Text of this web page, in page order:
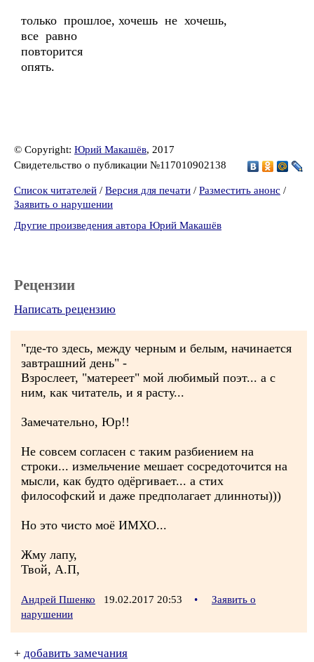
только прошлое, хочешь не хочешь,
все равно
повторится
опять.
© Copyright: Юрий Макашёв, 2017
Свидетельство о публикации №117010902138
Список читателей / Версия для печати / Разместить анонс /
Заявить о нарушении
Другие произведения автора Юрий Макашёв
Рецензии
Написать рецензию
"где-то здесь, между черным и белым, начинается
завтрашний день" -
Взрослеет, "матереет" мой любимый поэт... а с
ним, как читатель, и я расту...
Замечательно, Юр!!
Не совсем согласен с таким разбиением на
строки... измельчение мешает сосредоточится на
мысли, как будто одёргивает... а стих
философский и даже предполагает длинноты)))
Но это чисто моё ИМХО...
Жму лапу,
Твой, А.П,
Андрей Пшенко 19.02.2017 20:53 •
Заявить о
нарушении
+ добавить замечания